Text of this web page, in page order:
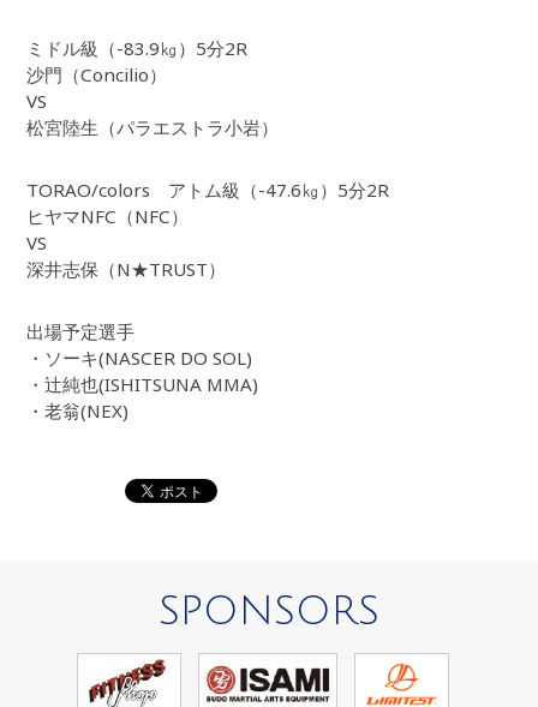
ミドル級（-83.9㎏）5分2R
沙門（Concilio）
VS
松宮陸生（パラエストラ小岩）
TORAO/colors アトム級（-47.6㎏）5分2R
ヒヤマNFC（NFC）
VS
深井志保（N★TRUST）
出場予定選手
・ソーキ(NASCER DO SOL)
・辻純也(ISHITSUNA MMA)
・老翁(NEX)
SPONSORS